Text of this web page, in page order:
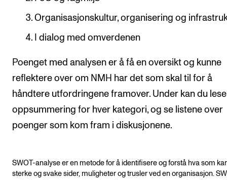
Arrangementer
Nyheter for studenter
Etter noter nyhetsbrev
KONTAKTER
Kontaktpunkt
Studentutvalet SUT
Biblioteket
Hvem gjør hva i administrasjonen?
Organisasjonskultur, organisering og
I dialog med omverdenen
Poenget med analysen er å få en oversikt og kunne
reflektere over om NMH har det som skal til for å
håndtere utfordringene framover. Under kan du lese
oppsummering for hver kategori, og se listene over
poenger som kom fram i diskusjonene.
SWOT-analyse er en metode for å identifisere og forstå hva som
sterke og svake sider, muligheter og trusler ved en organisasjon.